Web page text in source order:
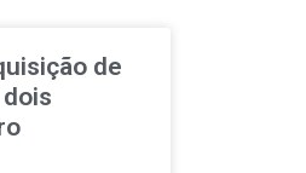
de